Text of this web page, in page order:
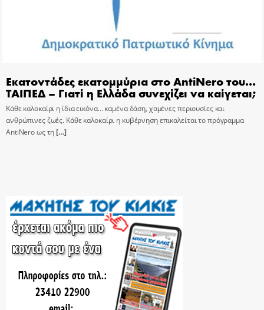
Εκατοντάδες εκατομμύρια στο AntiNero του…
ΤΑΙΠΕΔ – Γιατί η Ελλάδα συνεχίζει να καίγεται;
Κάθε καλοκαίρι η ίδια εικόνα… καμένα δάση, χαμένες περιουσίες και
ανθρώπινες ζωές. Κάθε καλοκαίρι η κυβέρνηση επικαλείται το πρόγραμμα
AntiNero ως τη[…]